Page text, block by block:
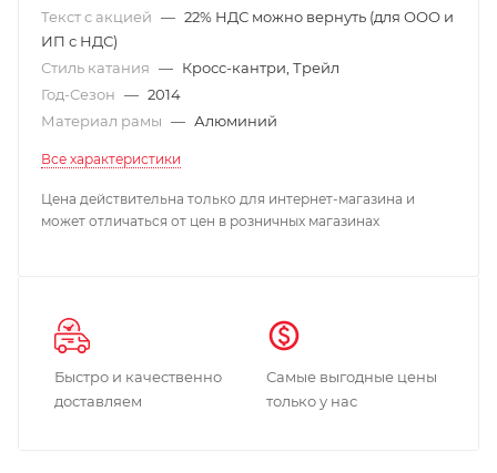
Текст с акцией — 22% НДС можно вернуть (для ООО и
ИП с НДС)
Стиль катания — Кросс-кантри, Трейл
Год-Сезон — 2014
Материал рамы — Алюминий
Все характеристики
Цена действительна только для интернет-магазина и
может отличаться от цен в розничных магазинах
Быстро и качественно
доставляем
Самые выгодные цены
только у нас